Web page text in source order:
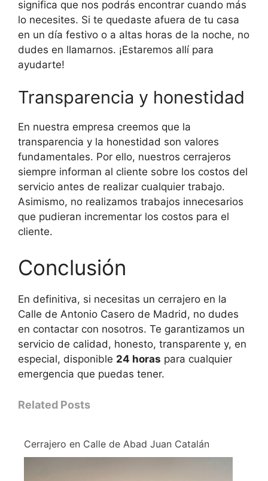
significa que nos podrás encontrar cuando más
lo necesites. Si te quedaste afuera de tu casa
en un día festivo o a altas horas de la noche, no
dudes en llamarnos. ¡Estaremos allí para
ayudarte!
Transparencia y honestidad
En nuestra empresa creemos que la
transparencia y la honestidad son valores
fundamentales. Por ello, nuestros cerrajeros
siempre informan al cliente sobre los costos del
servicio antes de realizar cualquier trabajo.
Asimismo, no realizamos trabajos innecesarios
que pudieran incrementar los costos para el
cliente.
Conclusión
En definitiva, si necesitas un cerrajero en la
Calle de Antonio Casero de Madrid, no dudes
en contactar con nosotros. Te garantizamos un
servicio de calidad, honesto, transparente y, en
especial, disponible 24 horas para cualquier
emergencia que puedas tener.
Related Posts
Cerrajero en Calle de Abad Juan Catalán